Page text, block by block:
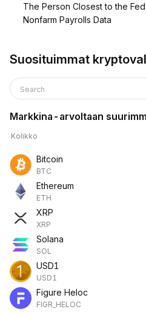
The Person Closest to the
Nonfarm Payrolls Data
Suosituimmat
Search
Markkina-arvoltaan
Kolikko
Bitcoin
BTC
Ethereum
ETH
XRP
XRP
Solana
SOL
USD1
USD1
Figure Heloc
FIGR_HELOC